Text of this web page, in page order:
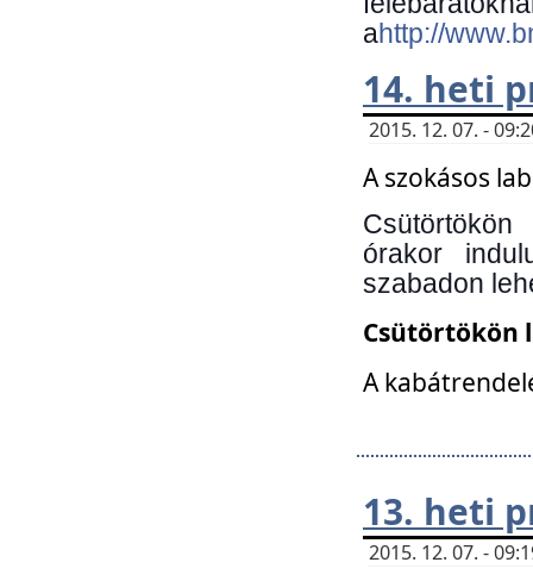
ahttp://
14. heti
2015. 12. 07. -
A szokásos
órakor
szabadon
Csütörtökön
A
13. heti
2015. 12. 07. -